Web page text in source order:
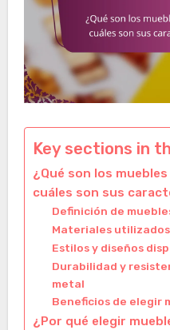
Key sections in
¿Qué son los
cuáles son sus
Definición de
Materiales
Estilos y diseños
Durabilidad y
metal
Beneficios de elegir
¿Por qué elegir